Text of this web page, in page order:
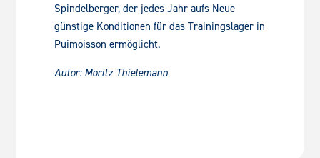
Spindelberger, der jedes Jahr aufs Neue
günstige Konditionen für das Trainingslager in
Puimoisson ermöglicht.
Autor: Moritz Thielemann